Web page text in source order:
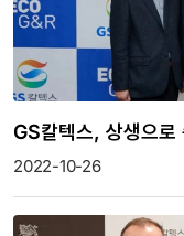
GS칼텍스, 상생으로
2022-10-26